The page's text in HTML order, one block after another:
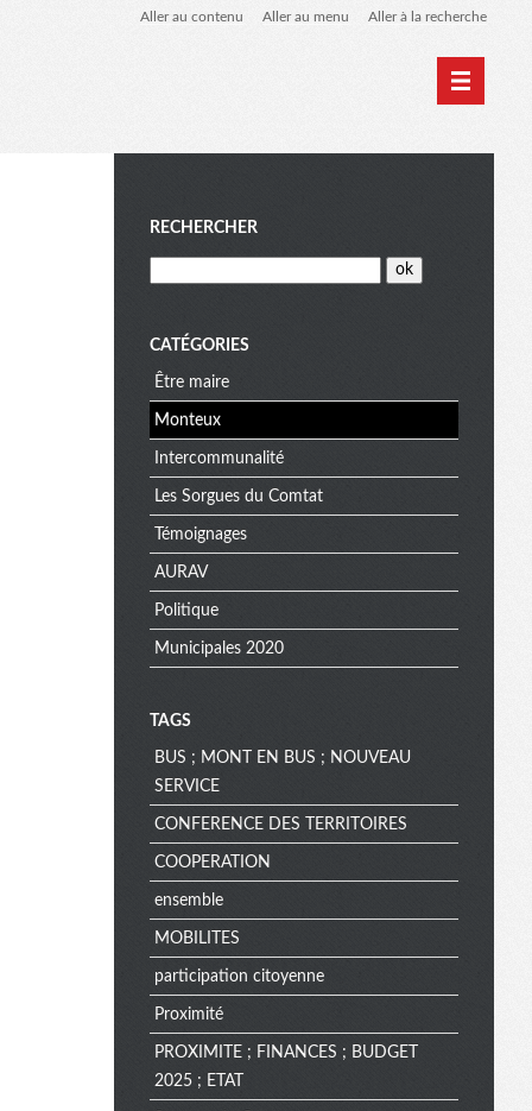
Aller au contenu Aller au menu Aller à la recherche
M
e
n
u
RECHERCHER
CATÉGORIES
Être maire
Monteux
Intercommunalité
Les Sorgues du Comtat
Témoignages
AURAV
Politique
Municipales 2020
TAGS
BUS ; MONT EN BUS ; NOUVEAU
SERVICE
CONFERENCE DES TERRITOIRES
COOPERATION
ensemble
MOBILITES
participation citoyenne
Proximité
PROXIMITE ; FINANCES ; BUDGET
2025 ; ETAT